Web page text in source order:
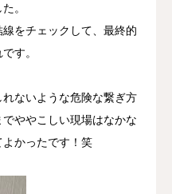
。
をチェックして、最終的
す。
ないような危険な繋ぎ方
ややこしい現場はなかな
かったです！笑